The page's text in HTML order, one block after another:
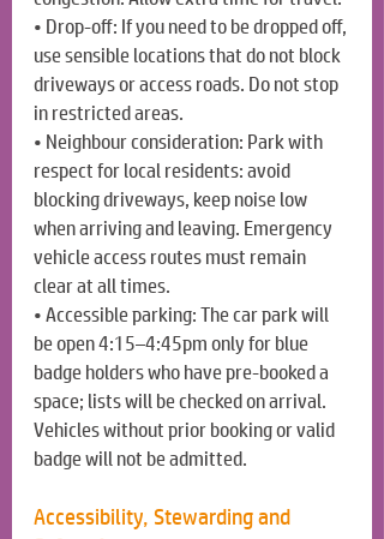
• Drop-off: If you need to be dropped off,
use sensible locations that do not block
driveways or access roads. Do not stop
in restricted areas.
• Neighbour consideration: Park with
respect for local residents: avoid
blocking driveways, keep noise low
when arriving and leaving. Emergency
vehicle access routes must remain
clear at all times.
• Accessible parking: The car park will
be open 4:15–4:45pm only for blue
badge holders who have pre-booked a
space; lists will be checked on arrival.
Vehicles without prior booking or valid
badge will not be admitted.
Accessibility, Stewarding and